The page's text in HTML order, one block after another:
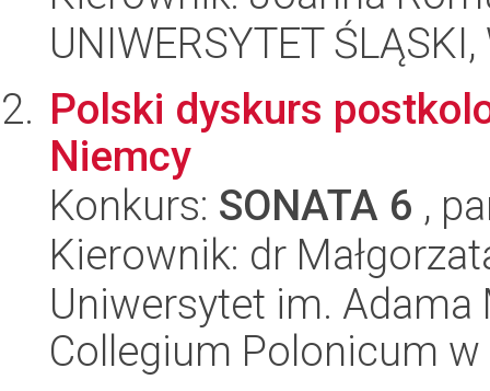
UNIWERSYTET
Polski dyskurs
Niemcy
Konkurs: SONATA 6 ,
Kierownik: dr
Uniwersytet im.
Collegium Polonicum w